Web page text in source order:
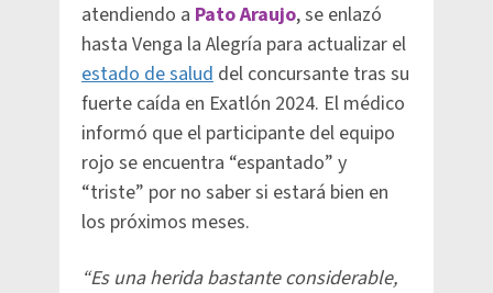
atendiendo a Pato Araujo, se enlazó
hasta Venga la Alegría para actualizar el
estado de salud del concursante tras su
fuerte caída en Exatlón 2024. El médico
informó que el participante del equipo
rojo se encuentra “espantado” y
“triste” por no saber si estará bien en
los próximos meses.
“Es una herida bastante considerable,